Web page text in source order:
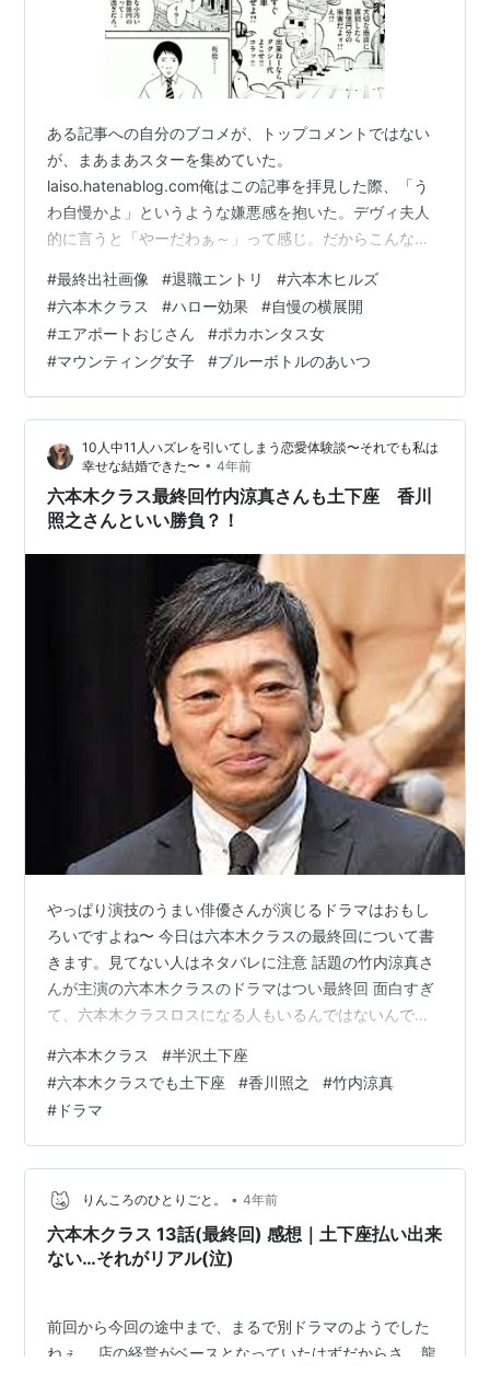
ある記事への自分のブコメが、トップコメントではない
が、まあまあスターを集めていた。
laiso.hatenablog.com俺はこの記事を拝見した際、「う
わ自慢かよ」というような嫌悪感を抱いた。デヴィ夫人
的に言うと「やーだわぁ～」って感じ。だからこんなコ
ああヤダ、カッコ悪いね。「エアポートおじさん」と同
じよ。「私はこんなにすごいビルでバリバリ働いてた」
と自分を最大級に美化し、都会のビルの威光を借りて仕
事ができると自己顕示を行うナルシスト達。品性も無い
2022/10/01 19:33 b.hatena.ne.jpそしたら結構スター…
#最終出社画像 #退職エントリ #六本木ヒルズ
#六本木クラス #ハロー効果 #自慢の横展開
#エアポートおじさん #ポカホンタス女
#マウンティング女子 #ブルーボトルのあいつ
10人中11人ハズレを引いてしまう恋愛体験談〜それでも私は
幸せな結婚できた〜 • 4年前
六本木クラス最終回竹内涼真さんも土下座 香川
照之さんといい勝負？！
やっぱり演技のうまい俳優さんが演じるドラマはおもし
ろいですよね〜 今日は六本木クラスの最終回について書
きます。見てない人はネタバレに注意 話題の竹内涼真さ
んが主演の六本木クラスのドラマはつい最終回 面白すぎ
て、六本木クラスロスになる人もいるんではないんでし
したね～ 六本木クラスは韓国の伊集院クラスというドラ
マのリメイク 伊集院クラスが原作で、Netflixでしか観れ
ないらしく、 契約してる友達からしたら、 原作を見ると
日本の見る気にならないくらい面白いらしい。 韓国の奴
は見てないので、六本木クラスもかなり面白いって思っ
てる私ですけどね原作見た…
#六本木クラス #半沢土下座
#六本木クラスでも土下座 #香川照之 #竹内涼真
# ドラマ
りんころのひとりごと。 • 4年前
六本木クラス 13話(最終回) 感想｜土下座払い出来
ない…それがリアル(泣)
前回から今回の途中まで、まるで別ドラマのようでした
ねぇ。 店の経営がベースとなっていたはずだからさ… 龍